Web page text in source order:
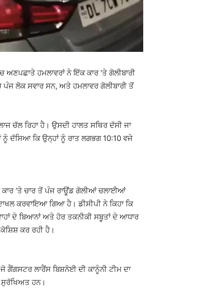
ਹਮਲਾਵਰਾਂ ਨੇ ਇੱਕ ਕਾਰ ‘ਤੇ ਗੋਲੀਬਾਰੀ
ਲੋਕ ਸਵਾਰ ਸਨ, ਅਤੇ ਹਮਲਾਵਰ ਗੋਲੀਬਾਰੀ ਤੋਂ
ਰਿਹਾ ਹੈ। ਉਸਦੀ ਹਾਲਤ ਸਥਿਰ ਦੱਸੀ ਜਾ
ਨੂੰ ਦੱਸਿਆ ਕਿ ਉਨ੍ਹਾਂ ਨੂੰ ਰਾਤ ਲਗਭਗ 10:10 ਵਜੇ
ਕਾਰ ‘ਤੇ ਚਾਰ ਤੋਂ ਪੰਜ ਰਾਊਂਡ ਗੋਲੀਆਂ ਚਲਾਈਆਂ
ਕਰਵਾਇਆ ਗਿਆ ਹੈ। ਡੀਸੀਪੀ ਨੇ ਕਿਹਾ ਕਿ
ਦੇ ਬਿਆਨਾਂ ਅਤੇ ਹੋਰ ਤਕਨੀਕੀ ਸਬੂਤਾਂ ਦੇ ਆਧਾਰ
ਕਰ ਰਹੀ ਹੈ।
ਗੈਂਗਸਟਰ ਲਾਰੈਂਸ ਬਿਸ਼ਨੋਈ ਦੀ ਕਾਨੂੰਨੀ ਟੀਮ ਦਾ
ਸੁਰੱਖਿਅਤ ਹਨ।